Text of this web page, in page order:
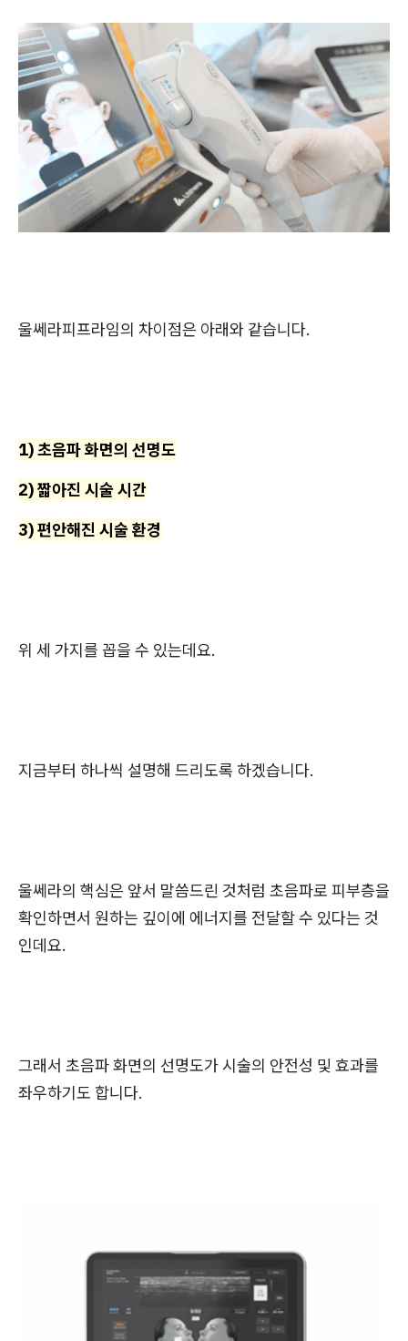
울쎄라피프라임의 차이점은 아래와 같습니다.
1) 초음파 화면의 선명도
2) 짧아진 시술 시간
3) 편안해진 시술 환경
위 세 가지를 꼽을 수 있는데요.
지금부터 하나씩 설명해 드리도록 하겠습니다.
울쎄라의 핵심은 앞서 말씀드린 것처럼 초음파로 피부층을
확인하면서 원하는 깊이에 에너지를 전달할 수 있다는 것
인데요.
그래서 초음파 화면의 선명도가 시술의 안전성 및 효과를
좌우하기도 합니다.